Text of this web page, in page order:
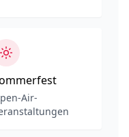
Air-